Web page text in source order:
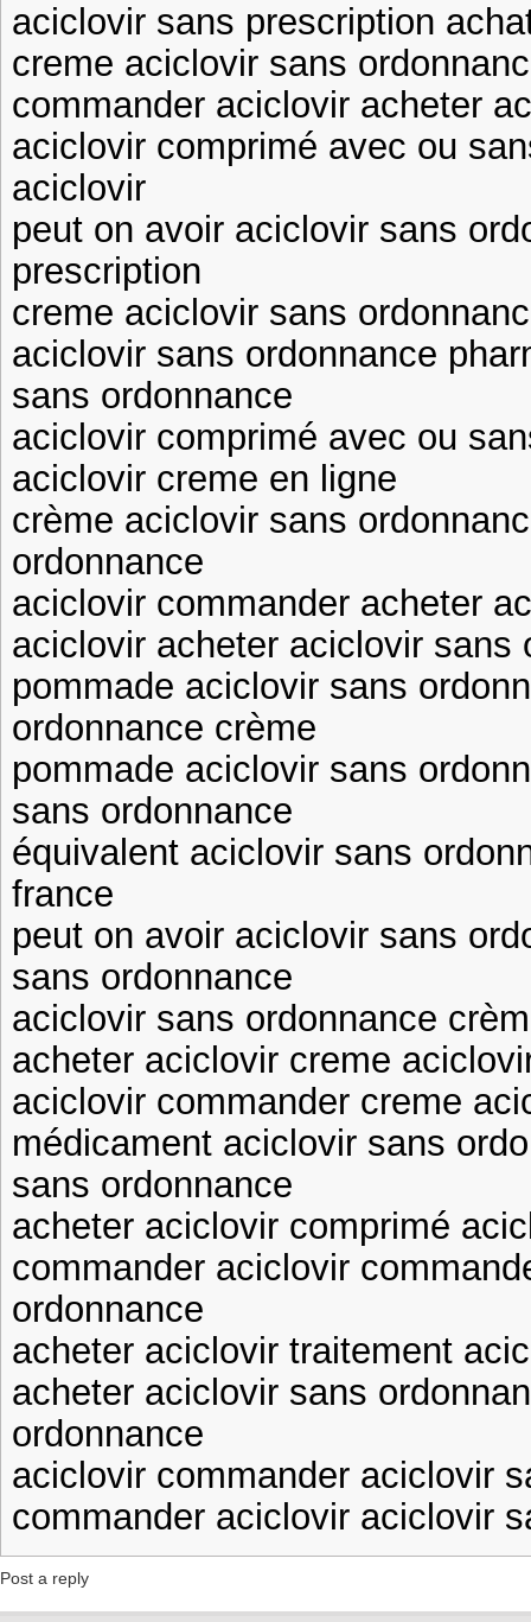
aciclovir sans prescription
creme aciclovir sans
commander aciclovir acheter
aciclovir comprimé avec ou
aciclovir
peut on avoir aciclovir sans
prescription
creme aciclovir sans
aciclovir sans ordonnance
sans ordonnance
aciclovir comprimé avec ou
aciclovir creme en ligne
crème aciclovir sans
ordonnance
aciclovir commander acheter
aciclovir acheter aciclovir sans
pommade aciclovir sans
ordonnance crème
pommade aciclovir sans
sans ordonnance
équivalent aciclovir sans
france
peut on avoir aciclovir sans
sans ordonnance
aciclovir sans ordonnance
acheter aciclovir creme
aciclovir commander creme
médicament aciclovir sans
sans ordonnance
acheter aciclovir comprimé
commander aciclovir
ordonnance
acheter aciclovir traitement
acheter aciclovir sans
ordonnance
aciclovir commander aciclovir
commander aciclovir aciclovir
Post a reply